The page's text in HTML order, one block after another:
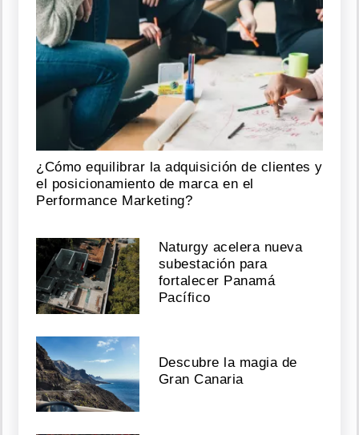
¿Cómo equilibrar la adquisición de clientes y
el posicionamiento de marca en el
Performance Marketing?
Naturgy acelera nueva
subestación para
fortalecer Panamá
Pacífico
Descubre la magia de
Gran Canaria